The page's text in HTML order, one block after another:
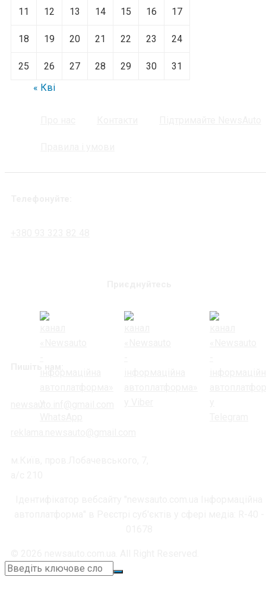
11 12 13 14 15 16 17
18 19 20 21 22 23 24
25 26 27 28 29 30
31
« Кві